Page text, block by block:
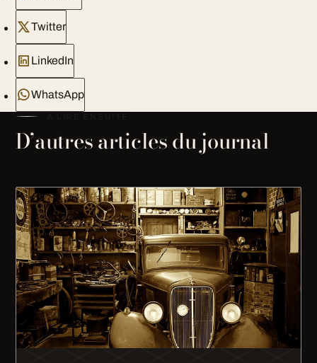
Twitter
LinkedIn
WhatsApp
D’autres articles du journal